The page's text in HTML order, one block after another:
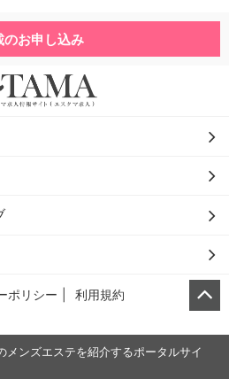
のお申し込み
ポリシー
利用規約
ンズエステを紹介するポータルサイ